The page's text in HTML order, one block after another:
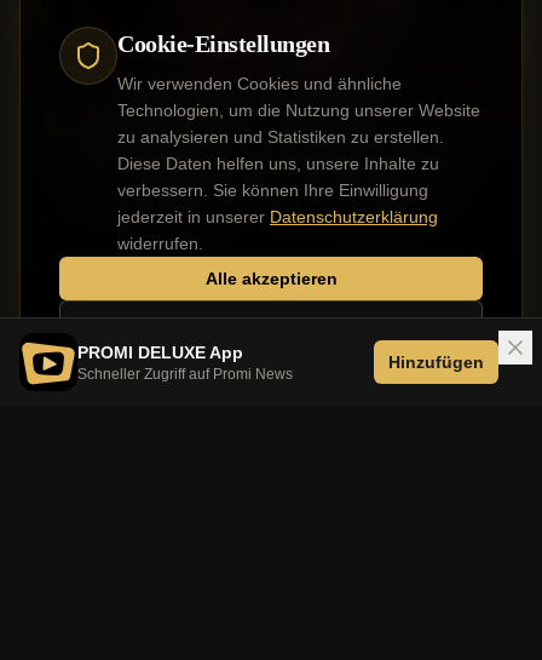
Cookie-Einstellungen
Wir verwenden Cookies und ähnliche
Technologien, um die Nutzung unserer Website
zu analysieren und Statistiken zu erstellen.
Diese Daten helfen uns, unsere Inhalte zu
verbessern. Sie können Ihre Einwilligung
jederzeit in unserer Datenschutzerklärung
widerrufen.
Alle akzeptieren
Nur notwendige
PROMI DELUXE App
Schneller Zugriff auf Promi News
Hinzufügen
Internationale Stars
Beyoncé und Jay-Z: Umzug nach England
soll geplatzt sein
Der Umzug von Beyoncé (44) und Jay-Z (56) nach
Großbritannien fällt angeblich aus. Der Grund: Das
Grundstück, das die beiden US-Stars erwerben wollten...